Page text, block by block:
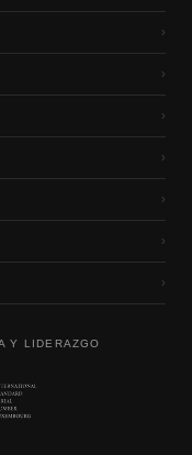
›
›
›
›
›
›
›
Y LIDERAZGO